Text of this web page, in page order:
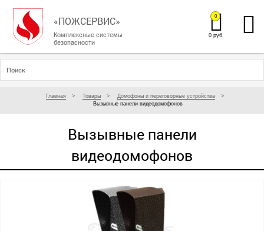
«ПОЖСЕРВИС»
Комплексные системы
безопасности
0
0 руб.
Главная Товары
Домофоны и переговорные устройства
Вызывные панели видеодомофонов
Вызывные панели
видеодомофонов